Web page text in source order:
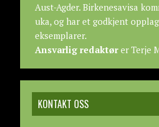
Aust-Agder. Birkenesavisa
uka, og har et godkjent
eksemplarer.
Ansvarlig redaktører Terje
KONTAKT OSS